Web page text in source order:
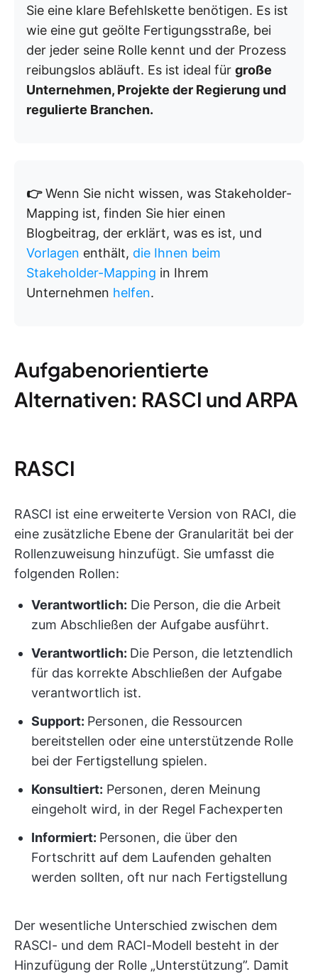
Sie eine klare Befehlskette benötigen. Es ist
wie eine gut geölte Fertigungsstraße, bei
der jeder seine Rolle kennt und der Prozess
reibungslos abläuft. Es ist ideal für große
Unternehmen, Projekte der Regierung und
regulierte Branchen.
👉Wenn Sie nicht wissen, was Stakeholder-
Mapping ist, finden Sie hier einen
Blogbeitrag, der erklärt, was es ist, und
Vorlagen enthält, die Ihnen beim
Stakeholder-Mapping in Ihrem
Unternehmen helfen.
Aufgabenorientierte
Alternativen: RASCI und ARPA
RASCI
RASCI ist eine erweiterte Version von RACI, die
eine zusätzliche Ebene der Granularität bei der
Rollenzuweisung hinzufügt. Sie umfasst die
folgenden Rollen:
Verantwortlich: Die Person, die die Arbeit
zum Abschließen der Aufgabe ausführt.
Verantwortlich: Die Person, die letztendlich
für das korrekte Abschließen der Aufgabe
verantwortlich ist.
Support: Personen, die Ressourcen
bereitstellen oder eine unterstützende Rolle
bei der Fertigstellung spielen.
Konsultiert: Personen, deren Meinung
eingeholt wird, in der Regel Fachexperten
Informiert: Personen, die über den
Fortschritt auf dem Laufenden gehalten
werden sollten, oft nur nach Fertigstellung
Der wesentliche Unterschied zwischen dem
RASCI- und dem RACI-Modell besteht in der
Hinzufügung der Rolle „Unterstützung”. Damit